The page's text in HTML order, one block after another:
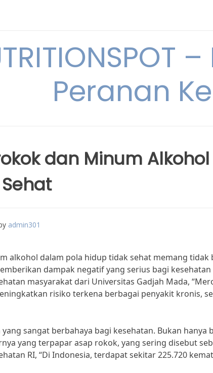
Peranan
dan Minum
admin301
alkohol dalam pola hidup tidak sehat memang tidak
dampak negatif yang serius bagi
masyarakat dari Universitas Gadjah Mada,
risiko terkena berbagai penyakit kronis,
sangat berbahaya bagi kesehatan. Bukan
yang terpapar asap rokok, yang sering disebut
RI, “Di Indonesia, terdapat sekitar 225.720